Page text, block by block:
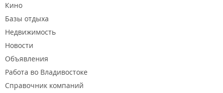
Кино
Базы отдыха
Недвижимость
Новости
Объявления
Работа во Владивостоке
Справочник компаний